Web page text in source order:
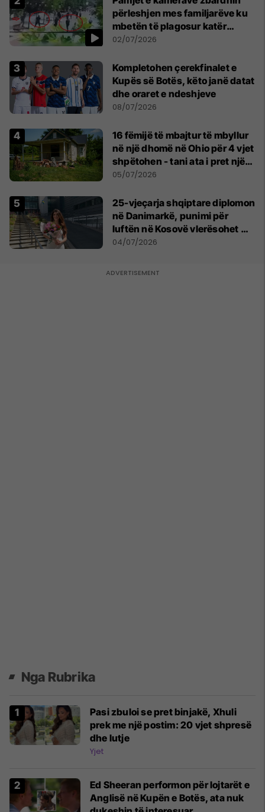
përleshjen mes familjarëve ku
mbetën të plagosur katër
persona
02/07/2026
Kompletohen çerekfinalet e
Kupës së Botës, këto janë datat
dhe oraret e ndeshjeve
08/07/2026
16 fëmijë të mbajtur të mbyllur
në një dhomë në Ohio për 4 vjet
shpëtohen - tani ata i pret një
sfidë e madhe
05/07/2026
25-vjeçarja shqiptare diplomon
në Danimarkë, punimi për
luftën në Kosovë vlerësohet me
notën më të lartë
04/07/2026
Nga Rubrika
Pasi zbuloi se pret binjakë, Xhuli
prek me një postim: 20 vjet shpresë
dhe lutje
Yjet
Ed Sheeran performon për lojtarët e
Anglisë në Kupën e Botës, ata nuk